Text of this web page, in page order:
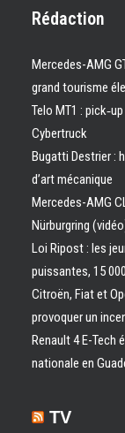
Rédaction
Mercedes-AMG
grand tourisme
Telo MT1 :
Cybertruck
Bugatti Destrier :
d’art mécanique
Mercedes-AMG
Nürburgring
Loi Ripost : les
puissantes, 15
Citroën, Fiat et
provoquer un
Renault 4 E-Tech
nationale en
TV